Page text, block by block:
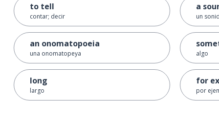
to tell
contar; decir
an onomatopoeia
una onomatopeya
long
largo
a
un
algo
for
por